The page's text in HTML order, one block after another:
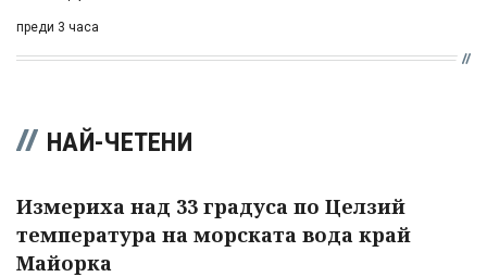
преди 3 часа
НАЙ-ЧЕТЕНИ
Измериха над 33 градуса по Целзий
температура на морската вода край
Майорка